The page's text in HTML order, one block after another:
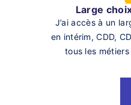
Large
J’ai accès à un
en intérim, CDD,
tous les métiers